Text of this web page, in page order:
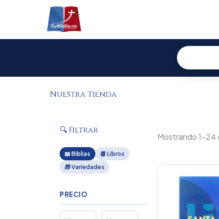
Nuestra Tienda
🔍 Filtrar
📖 Biblias
📗 Libros
🎁 Variedades
PRECIO
Mostrando